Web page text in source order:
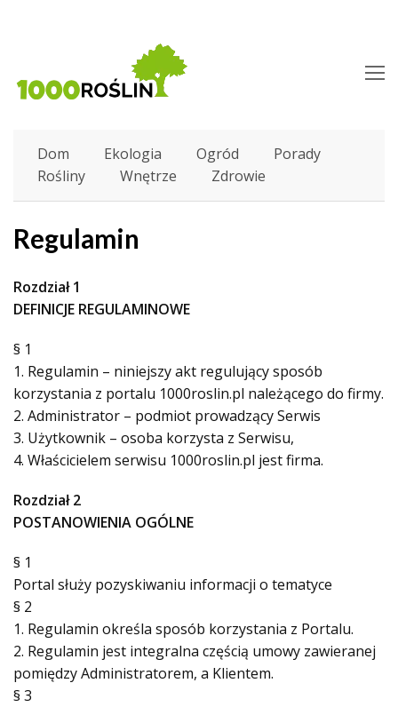
Dom Ekologia Ogród
Porady
Rośliny
Wnętrze Zdrowie
Regulamin
Rozdział 1
DEFINICJE REGULAMINOWE
§ 1
1. Regulamin – niniejszy akt regulujący sposób
korzystania z portalu 1000roslin.pl należącego do firmy.
2. Administrator – podmiot prowadzący Serwis
3. Użytkownik – osoba korzysta z Serwisu,
4. Właścicielem serwisu 1000roslin.pl jest firma.
Rozdział 2
POSTANOWIENIA OGÓLNE
§ 1
Portal służy pozyskiwaniu informacji o tematyce
§ 2
1. Regulamin określa sposób korzystania z Portalu.
2. Regulamin jest integralna częścią umowy zawieranej
pomiędzy Administratorem, a Klientem.
§ 3